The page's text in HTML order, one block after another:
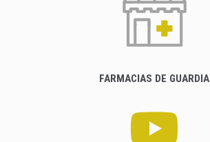
FARMACIAS DE GUARDIA